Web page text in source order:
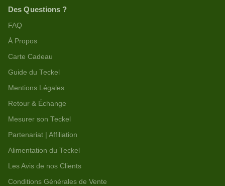
Des Questions ?
FAQ
À Propos
Carte Cadeau
Guide du Teckel
Mentions Légales
Retour & Échange
Mesurer son Teckel
Partenariat | Affiliation
Alimentation du Teckel
Les Avis de nos Clients
Conditions Générales de Vente